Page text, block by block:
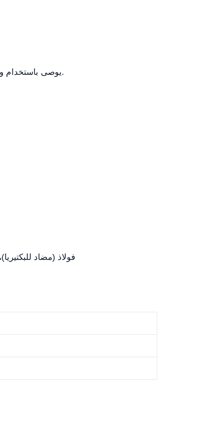
يوصى باستخدام وظيفة الفاصل القابل للإزالة لتحقيق أقصى استفادة من المساحة، لاستيعاب مجموعة واسعة من الحيوانات.
304# فولاذ (مضاد